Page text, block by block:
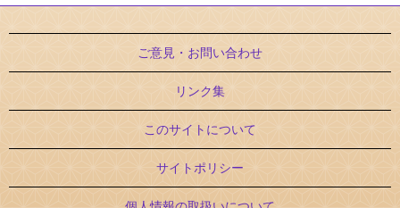
ご意見・お問い合わせ
リンク集
このサイトについて
サイトポリシー